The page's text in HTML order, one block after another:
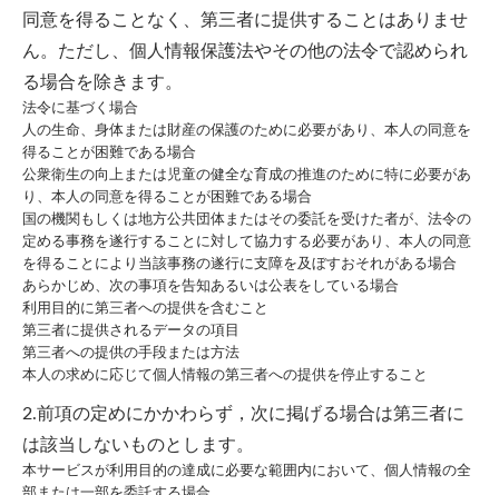
同意を得ることなく、第三者に提供することはありませ
ん。ただし、個人情報保護法やその他の法令で認められ
る場合を除きます。
法令に基づく場合
人の生命、身体または財産の保護のために必要があり、本人の同意を
得ることが困難である場合
公衆衛生の向上または児童の健全な育成の推進のために特に必要があ
り、本人の同意を得ることが困難である場合
国の機関もしくは地方公共団体またはその委託を受けた者が、法令の
定める事務を遂行することに対して協力する必要があり、本人の同意
を得ることにより当該事務の遂行に支障を及ぼすおそれがある場合
あらかじめ、次の事項を告知あるいは公表をしている場合
利用目的に第三者への提供を含むこと
第三者に提供されるデータの項目
第三者への提供の手段または方法
本人の求めに応じて個人情報の第三者への提供を停止すること
2.前項の定めにかかわらず，次に掲げる場合は第三者に
は該当しないものとします。
本サービスが利用目的の達成に必要な範囲内において、個人情報の全